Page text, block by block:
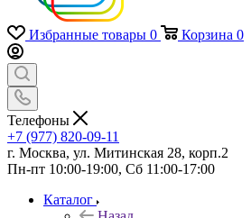
Избранные товары 0 Корзина 0
Телефоны
+7 (977) 820-09-11
г. Москва, ул. Митинская 28, корп.2
Пн-пт 10:00-19:00, Сб 11:00-17:00
Каталог